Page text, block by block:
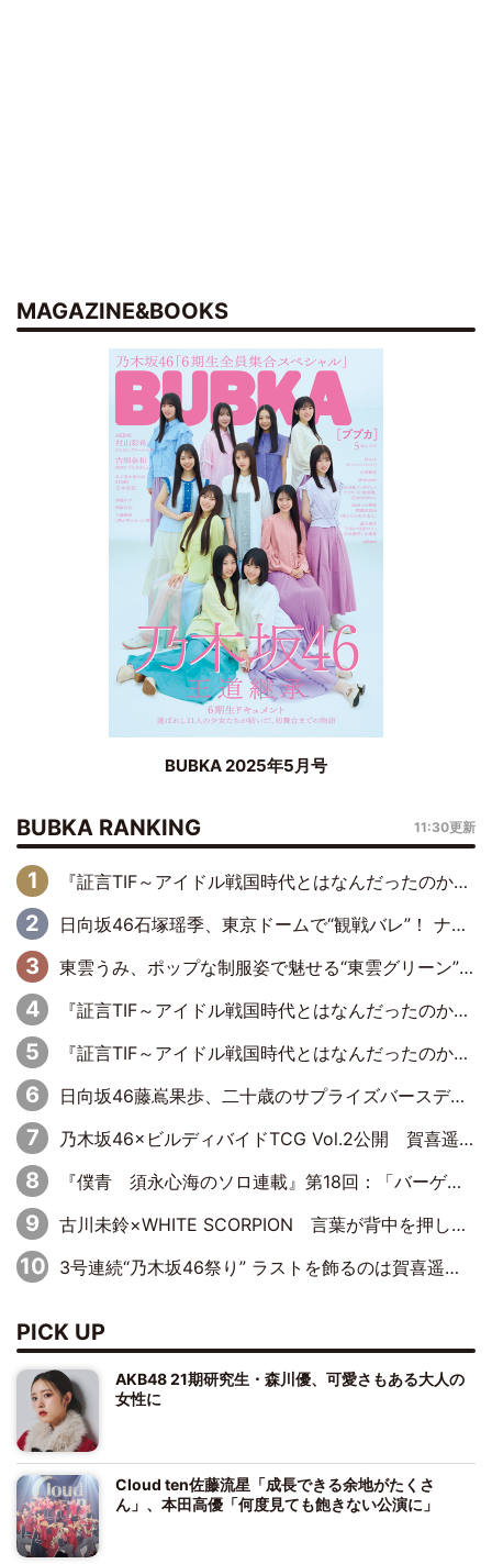
MAGAZINE&BOOKS
BUBKA 2025年5月号
BUBKA RANKING 11:30更新
『証言TIF～アイドル戦国時代とはなんだったのか～』第6回：でんぱ組.inc・古川未鈴×相沢梨紗「『ハロプロやりたかったな』って言ったら、夢眠ねむさんに『てめえはでんぱ組．incなんだよ！』って肩パンされて(笑)」
日向坂46石塚瑶季、東京ドームで“観戦バレ”！ ナイツ・塙も認めた「巨人に詳しすぎるアイドル」は元VENUSスクール生で杉内コーチ推し⁉
東雲うみ、ポップな制服姿で魅せる“東雲グリーン”の正体
『証言TIF～アイドル戦国時代とはなんだったのか～』第8回：Negicco・Nao☆×Megu×Kaede「東京からオファーが来たのと、梨の皮剥きとどっちが大事なんだって」
『証言TIF～アイドル戦国時代とはなんだったのか～』第10回：さくら学院・武藤彩未×飯田らうら「正直、中3で辞めるというのを信じてなくて。そう言われてはいたけど、嘘でしょって」
日向坂46藤嶌果歩、二十歳のサプライズバースデーに大喜び「頼られる先輩になれるように努力していきたい」
乃木坂46×ビルディバイドTCG Vol.2公開 賀喜遥香＆田村真佑が『京まふ』ステージに登壇
『僕青 須永心海のソロ連載』第18回：「バーゲンセールハンターみうな inしまむら」編
古川未鈴×WHITE SCORPION 言葉が背中を押した“それぞれの決意”
3号連続“乃木坂46祭り” ラストを飾るのは賀喜遥香…5年ぶりの登場に「5年分大人になった私を見ていただけたら」
PICK UP
AKB48 21期研究生・森川優、可愛さもある大人の
女性に
Cloud ten佐藤流星「成長できる余地がたくさ
ん」、本田高優「何度見ても飽きない公演に」